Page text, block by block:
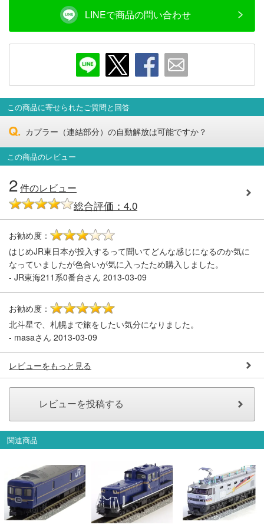
会員ランクについて
会社概要
レビューについて
© 2026 Mid Japan, Inc.
LINEで商品の問い合わせ
この商品に寄せられたご質問と回答
カプラー（連結部分）の自動解放は可能ですか？
この商品のレビュー
2件のレビュー
総合評価：4.0
お勧め度：
はじめJR東日本が投入するって聞いてどんな感じになるのか気に
なっていましたが色合いが気に入ったため購入しました。
- JR東海211系0番台さん 2013-03-09
お勧め度：
北斗星で、札幌まで旅をしたい気分になりました。
- masaさん 2013-03-09
レビューをもっと見る
関連商品